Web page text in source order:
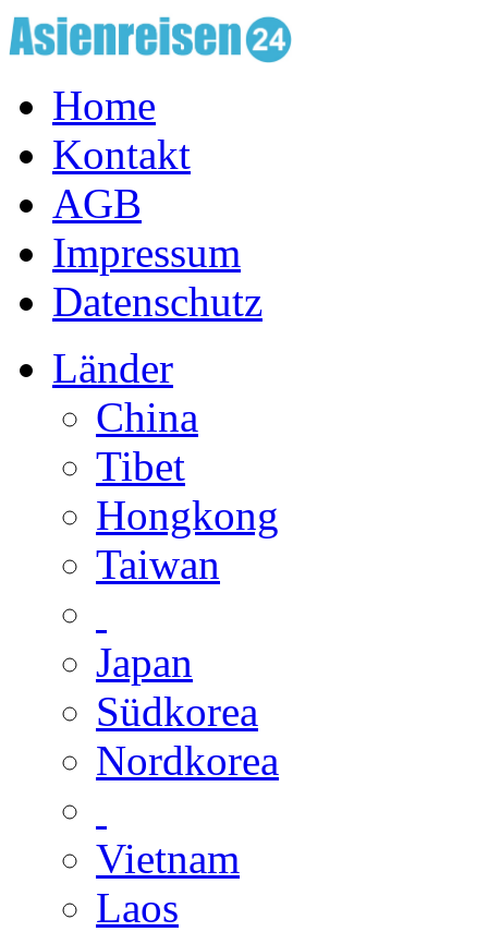
Home
Kontakt
AGB
Impressum
Datenschutz
Länder
China
Tibet
Hongkong
Taiwan
Japan
Südkorea
Nordkorea
Vietnam
Laos